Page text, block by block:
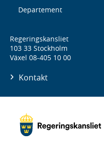
Departement
Regeringskansliet
103 33 Stockholm
Växel 08-405 10 00
Kontakt